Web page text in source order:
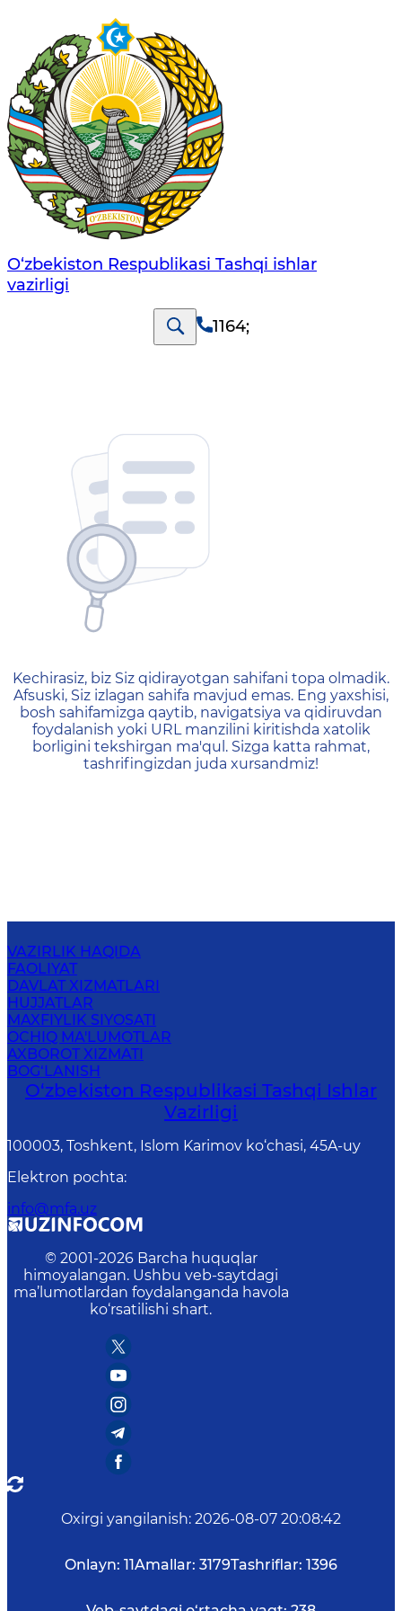
O‘zbеkistоn Rеspublikаsi Tashqi ishlаr
vаzirligi
1164;
404 — Страница не
Kechirasiz, biz Siz qidirayotgan sahifani topa olmadik.
Afsuski, Siz izlagan sahifa mavjud emas. Eng yaxshisi,
bosh sahifamizga qaytib, navigatsiya va qidiruvdan
foydalanish yoki URL manzilini kiritishda xatolik
borligini tekshirgan ma'qul. Sizga katta rahmat,
tashrifingizdan juda xursandmiz!
VAZIRLIK HAQIDA
FAOLIYAT
DAVLAT XIZMATLARI
HUJJATLAR
MAXFIYLIK SIYOSATI
OCHIQ MA'LUMOTLAR
AXBOROT XIZMATI
BOG‘LANISH
O‘zbеkistоn Rеspublikаsi Tashqi Ishlаr
Vаzirligi
100003, Toshkent, Islom Karimov ko‘chasi, 45A-uy
Elektron pochta:
info@mfa.uz
© 2001-2026 Barcha huquqlar
himoyalangan. Ushbu veb-saytdagi
ma’lumotlardan foydalanganda havola
ko‘rsatilishi shart.
Oxirgi yangilanish: 2026-08-07 20:08:42
Onlayn: 11Amallar: 3179Tashriflar: 1396